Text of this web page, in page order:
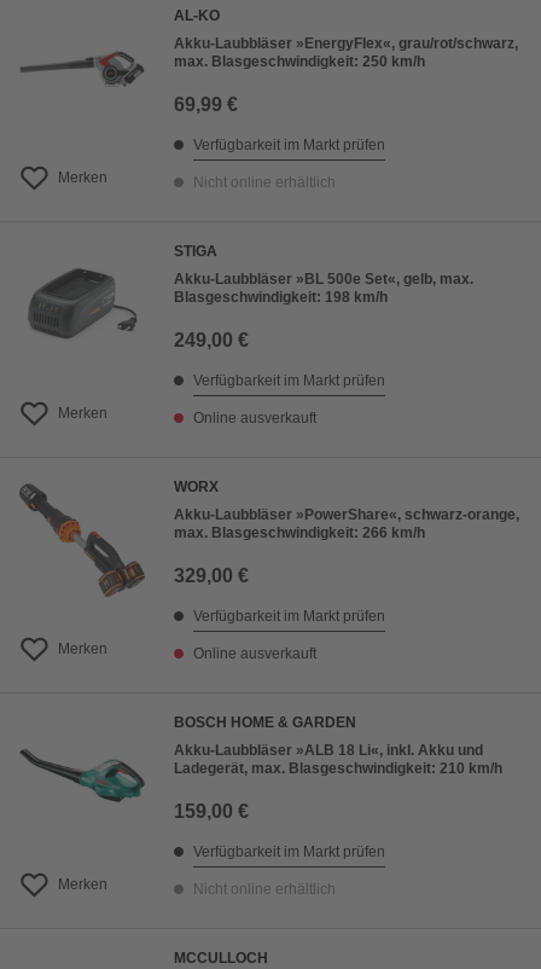
Merken
AL-KO
Akku-Laubbläser »EnergyFlex«, grau/rot/schwarz,
max. Blasgeschwindigkeit: 250 km/h
69,99 €
Verfügbarkeit im Markt prüfen
Nicht online erhältlich
Merken
STIGA
Akku-Laubbläser »BL 500e Set«, gelb, max.
Blasgeschwindigkeit: 198 km/h
249,00 €
Verfügbarkeit im Markt prüfen
Online ausverkauft
Merken
WORX
Akku-Laubbläser »PowerShare«, schwarz-orange,
max. Blasgeschwindigkeit: 266 km/h
329,00 €
Verfügbarkeit im Markt prüfen
Online ausverkauft
Merken
BOSCH HOME & GARDEN
Akku-Laubbläser »ALB 18 Li«, inkl. Akku und
Ladegerät, max. Blasgeschwindigkeit: 210 km/h
159,00 €
Verfügbarkeit im Markt prüfen
Nicht online erhältlich
MCCULLOCH